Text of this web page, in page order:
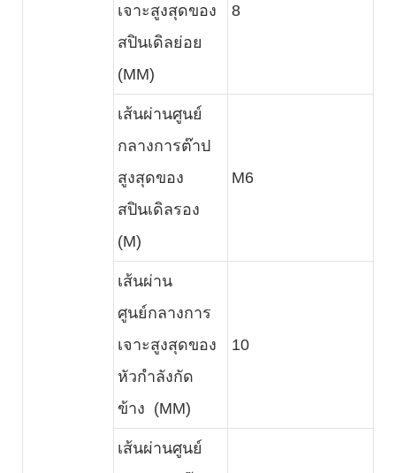
เจาะสูงสุดของ
สปินเดิลย่อย
(MM)
8
เส้นผ่านศูนย์
กลางการต๊าป
สูงสุดของ
สปินเดิลรอง
(M)
M6
เส้นผ่าน
ศูนย์กลางการ
เจาะสูงสุดของ
หัวกำลังกัด
ข้าง (MM)
10
เส้นผ่านศูนย์